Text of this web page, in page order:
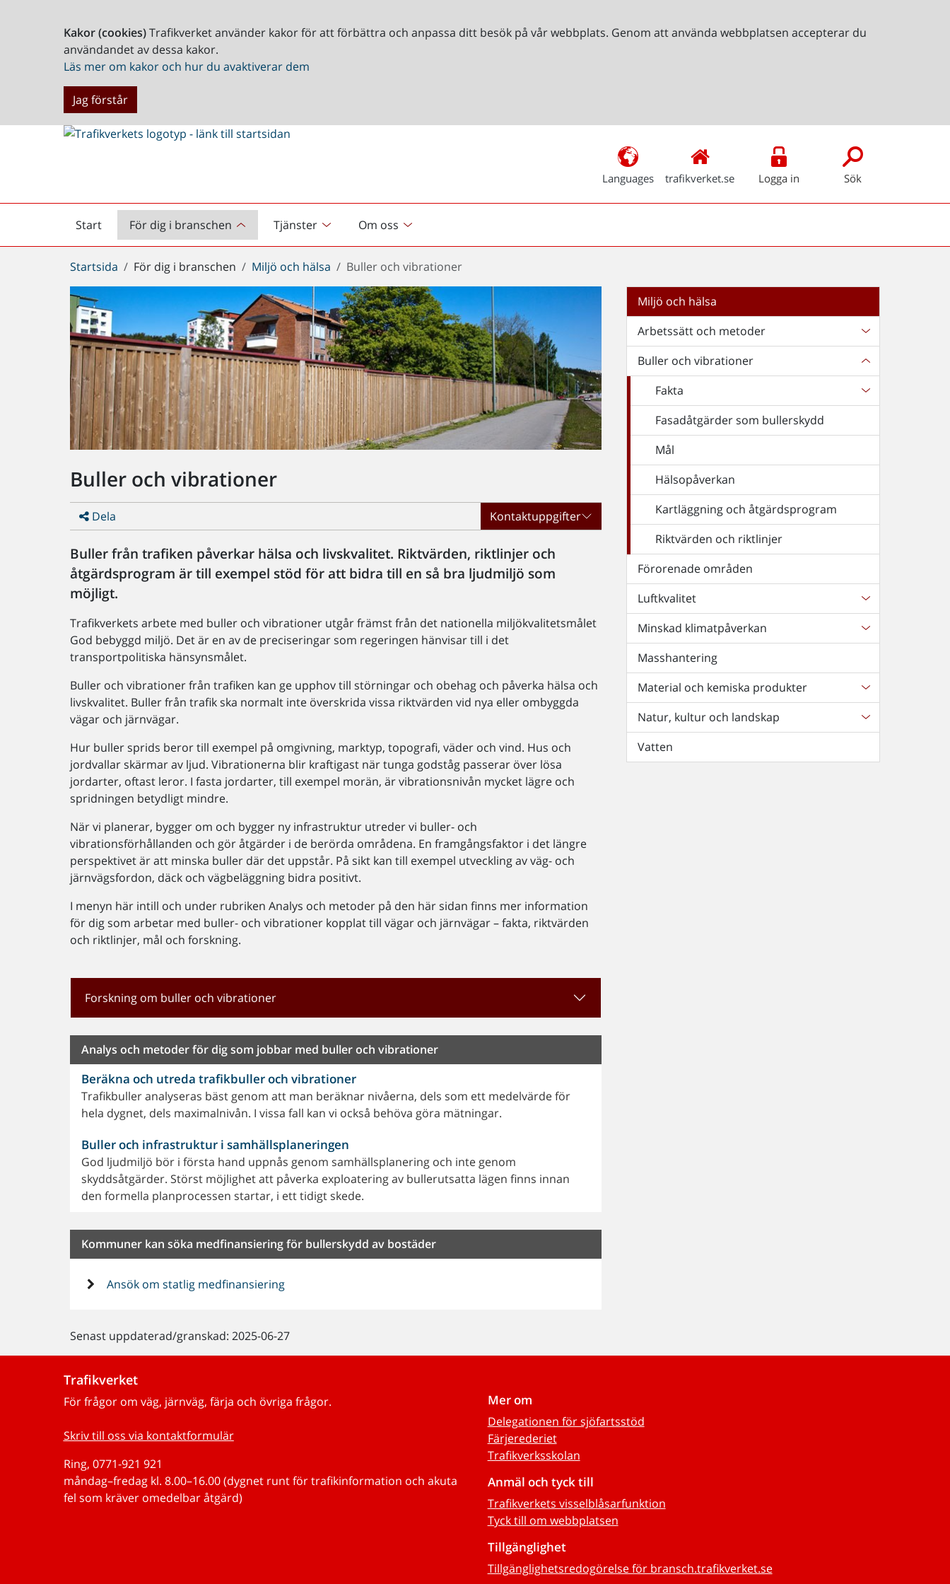
Kakor (cookies)Trafikverket använder kakor för att förbättra och anpassa ditt besök på vår webbplats. Genom att använda webbplatsen accepterar du
användandet av dessa kakor.
Läs mer om kakor och hur du avaktiverar dem
Jag förstår
Languages trafikverket.se Logga in Sök
Start
Startsida För dig i branschen Tjänster Om oss
Du
är
här:
Startsida För dig i branschen Miljö och hälsa Buller och vibrationer
Buller och vibrationer
Dela Kontaktuppgifter
Buller från trafiken påverkar hälsa och livskvalitet. Riktvärden, riktlinjer och
åtgärdsprogram är till exempel stöd för att bidra till en så bra ljudmiljö som
möjligt.
Trafikverkets arbete med buller och vibrationer utgår främst från det nationella miljökvalitetsmålet
God bebyggd miljö. Det är en av de preciseringar som regeringen hänvisar till i det
transportpolitiska hänsynsmålet.
Buller och vibrationer från trafiken kan ge upphov till störningar och obehag och påverka hälsa och
livskvalitet. Buller från trafik ska normalt inte överskrida vissa riktvärden vid nya eller ombyggda
vägar och järnvägar.
Hur buller sprids beror till exempel på omgivning, marktyp, topografi, väder och vind. Hus och
jordvallar skärmar av ljud. Vibrationerna blir kraftigast när tunga godståg passerar över lösa
jordarter, oftast leror. I fasta jordarter, till exempel morän, är vibrationsnivån mycket lägre och
spridningen betydligt mindre.
När vi planerar, bygger om och bygger ny infrastruktur utreder vi buller- och
vibrationsförhållanden och gör åtgärder i de berörda områdena. En framgångsfaktor i det längre
perspektivet är att minska buller där det uppstår. På sikt kan till exempel utveckling av väg- och
järnvägsfordon, däck och vägbeläggning bidra positivt.
I menyn här intill och under rubriken Analys och metoder på den här sidan finns mer information
för dig som arbetar med buller- och vibrationer kopplat till vägar och järnvägar – fakta, riktvärden
och riktlinjer, mål och forskning.
Forskning om buller och vibrationer
Analys och metoder för dig som jobbar med buller och vibrationer
Beräkna och utreda trafikbuller och vibrationer
Trafikbuller analyseras bäst genom att man beräknar nivåerna, dels som ett medelvärde för
hela dygnet, dels maximalnivån. I vissa fall kan vi också behöva göra mätningar.
Buller och infrastruktur i samhällsplaneringen
God ljudmiljö bör i första hand uppnås genom samhällsplanering och inte genom
skyddsåtgärder. Störst möjlighet att påverka exploatering av bullerutsatta lägen finns innan
den formella planprocessen startar, i ett tidigt skede.
Kommuner kan söka medfinansiering för bullerskydd av bostäder
Ansök om statlig medfinansiering
Senast uppdaterad/granskad: 2025-06-27
Miljö och hälsa
Arbetssätt och metoder
Buller och vibrationer
Fakta
Fasadåtgärder som bullerskydd
Mål
Hälsopåverkan
Kartläggning och åtgärdsprogram
Riktvärden och riktlinjer
Förorenade områden
Luftkvalitet
Minskad klimatpåverkan
Masshantering
Material och kemiska produkter
Natur, kultur och landskap
Vatten
Trafikverket
För frågor om väg, järnväg, färja och övriga frågor.
Skriv till oss via kontaktformulär
Ring, 0771-921 921
måndag–fredag kl. 8.00–16.00 (dygnet runt för trafikinformation och akuta
fel som kräver omedelbar åtgärd)
Mer om
Delegationen för sjöfartsstöd
Färjerederiet
Trafikverksskolan
Anmäl och tyck till
Trafikverkets visselblåsarfunktion
Tyck till om webbplatsen
Tillgänglighet
Tillgänglighetsredogörelse för bransch.trafikverket.se